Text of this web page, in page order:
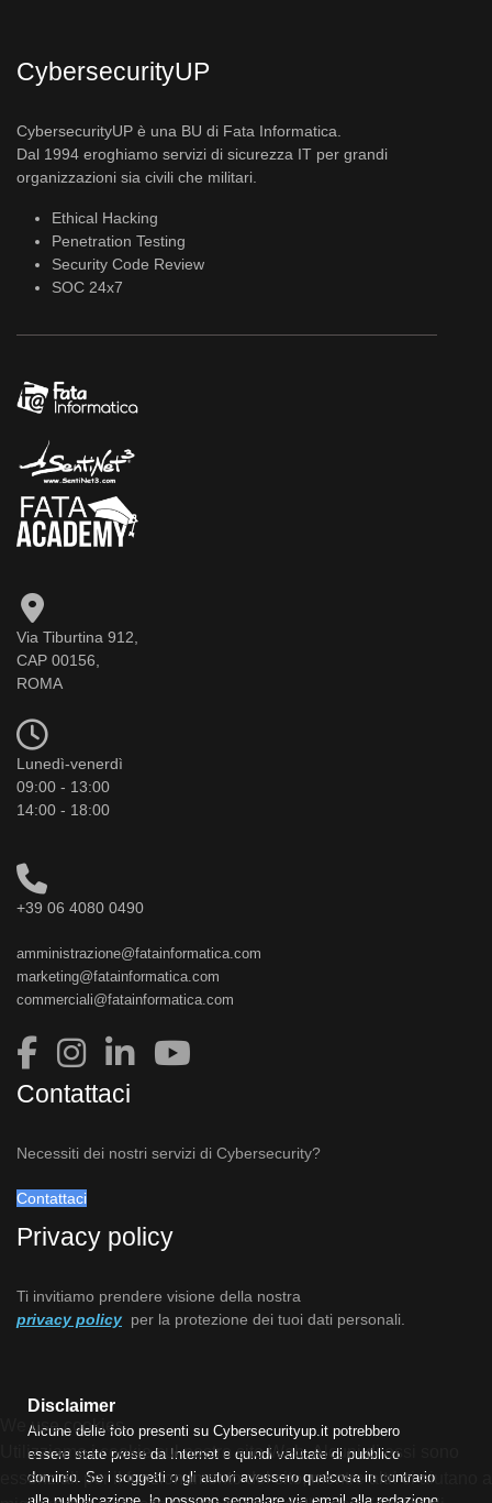
CybersecurityUP
CybersecurityUP è una BU di Fata Informatica.
Dal 1994 eroghiamo servizi di sicurezza IT per grandi
organizzazioni sia civili che militari.
Ethical Hacking
Penetration Testing
Security Code Review
SOC 24x7
Via Tiburtina 912,
CAP 00156,
ROMA
Lunedì-venerdì
09:00 - 13:00
14:00 - 18:00
+39 06 4080 0490
amministrazione@fatainformatica.com
marketing@fatainformatica.com
commerciali@fatainformatica.com
Contattaci
Necessiti dei nostri servizi di Cybersecurity?
Contattaci
Privacy policy
Ti invitiamo prendere visione della nostra
privacy policy per la protezione dei tuoi dati personali.
Disclaimer
Alcune delle foto presenti su Cybersecurityup.it potrebbero
essere state prese da Internet e quindi valutate di pubblico
dominio. Se i soggetti o gli autori avessero qualcosa in contrario
We use cookies
Utilizziamo i cookie sul nostro sito Web. Alcuni di essi sono
essenziali per il funzionamento del sito, mentre altri ci aiutano a